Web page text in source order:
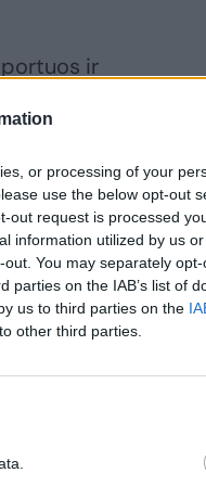
or processing of your
use the below opt-out
out request is processed
information utilized by us
You may separately
parties on the IAB’s list of
us to third parties on the
other third parties.
ir
mitas.
tarpe